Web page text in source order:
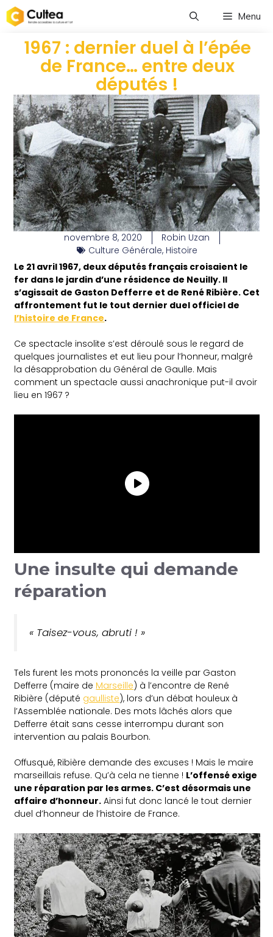
Menu
1967 : dernier duel à l’épée
de France… entre deux
députés !
novembre 8, 2020
Robin Uzan
Culture Générale, Histoire
Le 21 avril 1967, deux députés français croisaient le
fer dans le jardin d’une résidence de Neuilly. Il
s’agissait de Gaston Defferre et de René Ribière. Cet
affrontement fut le tout dernier duel officiel de
l’histoire de France.
Ce spectacle insolite s’est déroulé sous le regard de
quelques journalistes et eut lieu pour l’honneur, malgré
la désapprobation du Général de Gaulle. Mais
comment un spectacle aussi anachronique put-il avoir
lieu en 1967 ?
Une insulte qui demande
réparation
« Taisez-vous, abruti ! »
Tels furent les mots prononcés la veille par Gaston
Defferre (maire de Marseille) à l’encontre de René
Ribière (député gaulliste), lors d’un débat houleux à
l’Assemblée nationale. Des mots lâchés alors que
Defferre était sans cesse interrompu durant son
intervention au palais Bourbon.
Offusqué, Ribière demande des excuses ! Mais le maire
marseillais refuse. Qu’à cela ne tienne ! L’offensé exige
une réparation par les armes. C’est désormais une
affaire d’honneur. Ainsi fut donc lancé le tout dernier
duel d’honneur de l’histoire de France.